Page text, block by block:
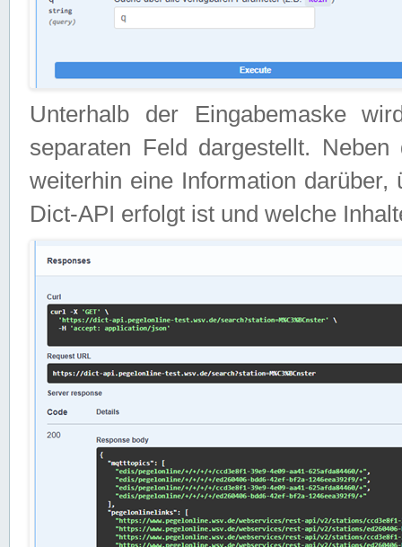
Unterhalb der Eingabemaske
separaten Feld dargestellt.
weiterhin eine Information
Dict-API erfolgt ist und welche